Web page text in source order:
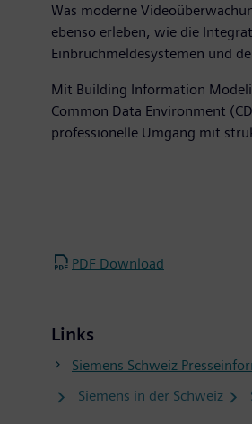
Was moderne
ebenso erleben, wie die
Einbruchmeldesystemen und
Mit Building Information
Common Data Environment
professionelle Umgang mit
PDF Download
Links
Siemens Schweiz
Siemens in der Schweiz